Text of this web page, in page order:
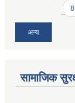
8
अन्य
सामाजिक